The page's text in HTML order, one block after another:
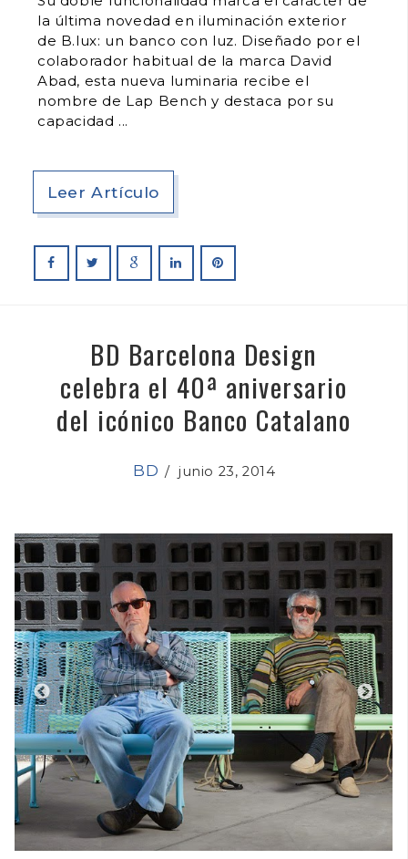
la última novedad en iluminación exterior
de B.lux: un banco con luz. Diseñado por el
colaborador habitual de la marca David
Abad, esta nueva luminaria recibe el
nombre de Lap Bench y destaca por su
capacidad
Leer Artículo
BD Barcelona Design
celebra el 40ª aniversario
del icónico Banco Catalano
BD /junio 23, 2014